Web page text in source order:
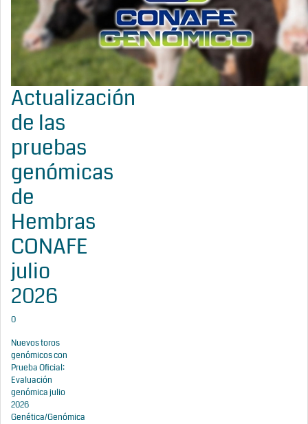
Actualización
de las
pruebas
genómicas
de
Hembras
CONAFE
julio
2026
0
Nuevos toros
genómicos con
Prueba Oficial:
Evaluación
genómica julio
2026
Genética/Genómica